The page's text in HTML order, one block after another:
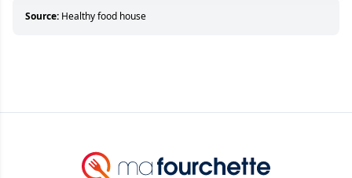
Source: Healthy food house